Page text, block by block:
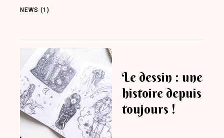
NEWS (1)
Le dessin : une
histoire depuis
toujours !